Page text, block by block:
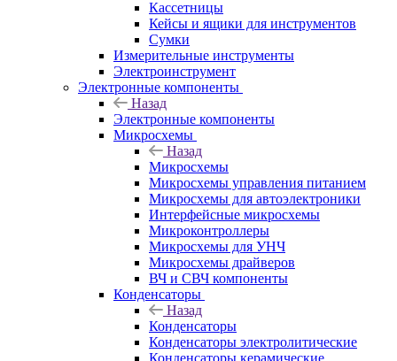
Кассетницы
Кейсы и ящики для инструментов
Сумки
Измерительные инструменты
Электроинструмент
Электронные компоненты
Назад
Электронные компоненты
Микросхемы
Назад
Микросхемы
Микросхемы управления питанием
Микросхемы для автоэлектроники
Интерфейсные микросхемы
Микроконтроллеры
Микросхемы для УНЧ
Микросхемы драйверов
ВЧ и СВЧ компоненты
Конденсаторы
Назад
Конденсаторы
Конденсаторы электролитические
Конденсаторы керамические